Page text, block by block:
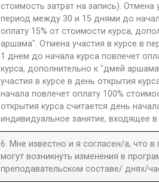
стоимость затрат на запись). Отмена
период между 30 и 15 днями до
оплату 15% от стоимости курса,
аршама". Отмена участия в курсе в
1 днем до начала курса повлечет
курса, дополнительно к "дмей
участия в курсе в день открытия
начала повлечет оплату 100%
открытия курса считается день
индивидуальное занятие, входящее в
6. Мне известно и я согласен/а, что в
могут возникнуть изменения в
преподавательском составе/ днях/